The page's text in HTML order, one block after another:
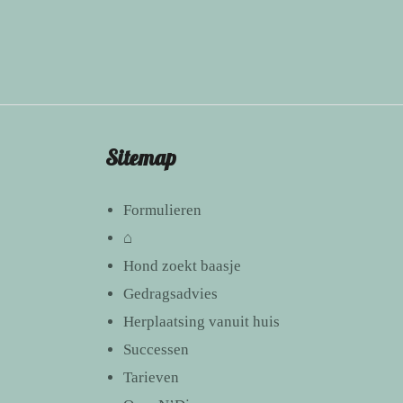
Sitemap
Formulieren
⌂
Hond zoekt baasje
Gedragsadvies
Herplaatsing vanuit huis
Successen
Tarieven